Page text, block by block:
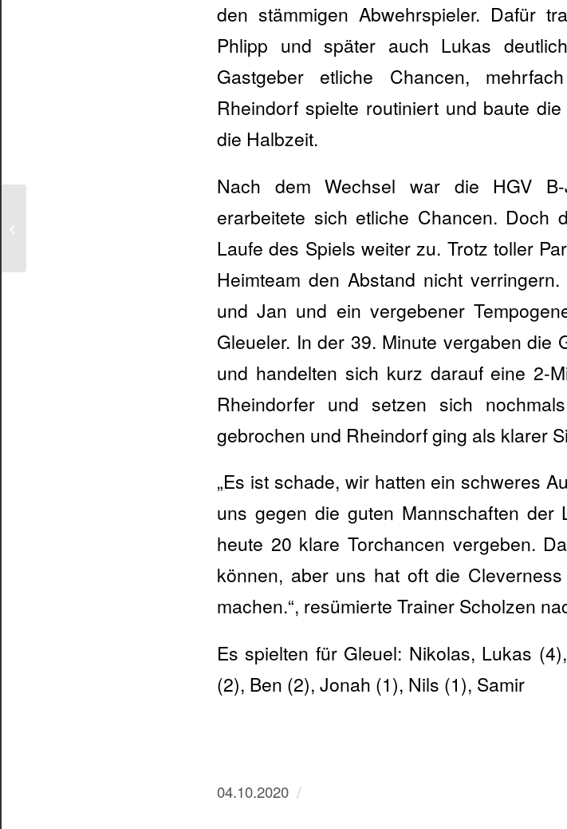
den stämmigen Abwehrspieler. Dafür
Phlipp und später auch Lukas
Gastgeber etliche Chancen,
Rheindorf spielte routiniert und baute
die Halbzeit.
Nach dem Wechsel war die HGV B-
erarbeitete sich etliche Chancen. Doch
Laufe des Spiels weiter zu. Trotz toller
Heimteam den Abstand nicht
und Jan und ein vergebener
Gleueler. In der 39. Minute vergaben die
und handelten sich kurz darauf eine 2-
Rheindorfer und setzen sich
gebrochen und Rheindorf ging als klarer
„Es ist schade, wir hatten ein schweres
uns gegen die guten Mannschaften
heute 20 klare Torchancen vergeben.
können, aber uns hat oft die
machen.“, resümierte Trainer Scholzen
Es spielten für Gleuel: Nikolas, Lukas
(2), Ben (2), Jonah (1), Nils (1), Samir
04.10.2020 /